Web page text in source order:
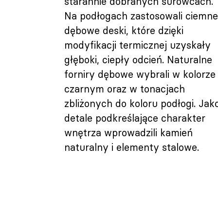
Na podłogach zastosowali ciemne
dębowe deski, które dzięki
modyfikacji termicznej uzyskały
głęboki, ciepły odcień. Naturalne
forniry dębowe wybrali w kolorze
czarnym oraz w tonacjach
zbliżonych do koloru podłogi.
detale podkreślające charakter
wnętrza wprowadzili kamień
naturalny i elementy stalowe.